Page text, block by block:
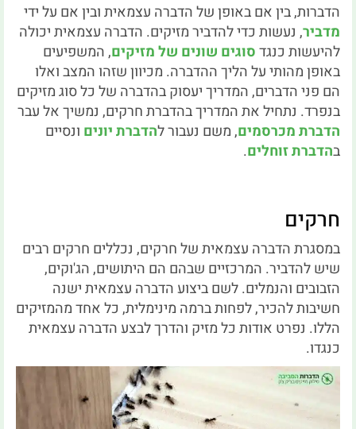
הדברות, בין אם באופן של הדברה עצמאית ובין אם על ידי
מדביר, נעשות כדי להדביר מזיקים. הדברה עצמאית יכולה
להיעשות כנגדסוגים שונים של מזיקים, המשפיעים
באופן מהותי על הליך ההדברה. מכיוון שזהו המצב ואלו
הם פני הדברים, המדריך יעסוק בהדברה של כל סוג מזיקים
בנפרד. נתחיל את המדריך בהדברת חרקים, נמשיך אל עבר
הדברת מכרסמים, משם נעבור להדברת יונים ונסיים
בהדברת זוחלים.
חרקים
במסגרת הדברה עצמאית של חרקים, נכללים חרקים רבים
שיש להדביר. המרכזיים שבהם הם היתושים, הג'וקים,
הזבובים והנמלים. לשם ביצוע הדברה עצמאית ישנה
חשיבות להכיר, לפחות ברמה מינימלית, כל אחד מהמזיקים
הללו. נפרט אודות כל מזיק והדרך לבצע הדברה עצמאית
כנגדו.